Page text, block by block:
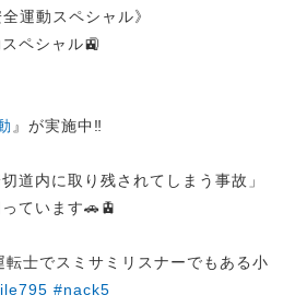
運動スペシャル》
ペシャル🚉
』が実施中‼
道内に取り残されてしまう事故」
ています🚗🚊
転士でスミサミリスナーでもある小
#nack5